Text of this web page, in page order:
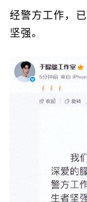
经警方工作，
坚强。